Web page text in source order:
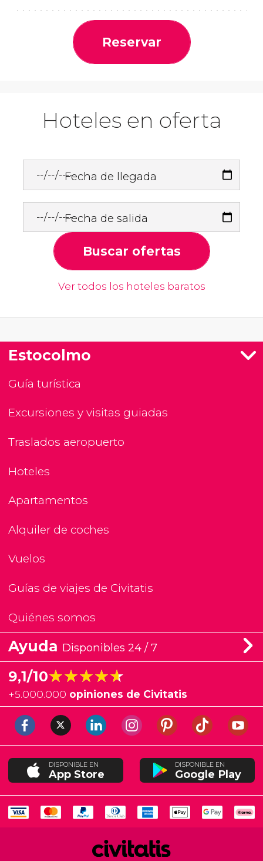
Reservar
Hoteles en oferta
Fecha de llegada
Fecha de salida
Buscar ofertas
Ver todos los hoteles baratos
Estocolmo
Guía turística
Excursiones y visitas guiadas
Traslados aeropuerto
Hoteles
Apartamentos
Alquiler de coches
Vuelos
Guías de viajes de Civitatis
Quiénes somos
Ayuda Disponibles 24 / 7
9,1/10★★★★★
★★★★★
+5.000.000 opiniones de Civitatis
DISPONIBLE EN
App Store
DISPONIBLE EN
Google Play